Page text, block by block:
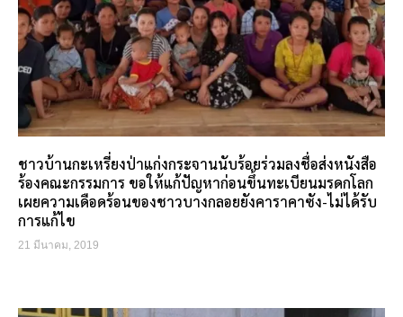
ชาวบ้านกะเหรี่ยงป่าแก่งกระจานนับร้อยร่วมลงชื่อส่งหนังสือ
ร้องคณะกรรมการ ขอให้แก้ปัญหาก่อนขึ้นทะเบียนมรดกโลก
เผยความเดือดร้อนของชาวบางกลอยยังคาราคาซัง-ไม่ได้รับ
การแก้ไข
21 มีนาคม, 2019